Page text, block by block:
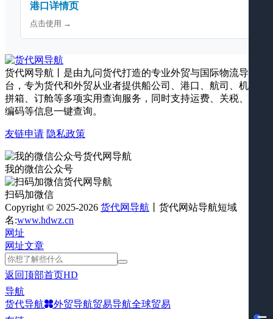
港口详情页
点击使用 →
货代网导航丨是由九问货代打造的专业外贸与国际物流导航平
台，专为货代和外贸从业者提供船公司、港口、航司、机场、
拼箱、订舱等多项实用查询服务，同时支持运费、关税、海关
编码等信息一键查询。
友链申请 隐私政策
我的微信公众号
扫码加微信
Copyright © 2025-2026 货代网导航 丨货代网站导航短域
名:www.hdwz.cn
网址
网址文章
返回顶部首页HD
导航
货代导航
外贸导航贸易导航全球贸易